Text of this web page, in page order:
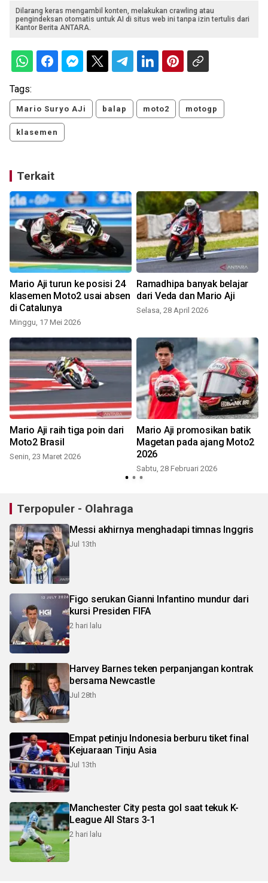
Dilarang keras mengambil konten, melakukan crawling atau
pengindeksan otomatis untuk AI di situs web ini tanpa izin tertulis dari
Kantor Berita ANTARA.
Tags:
Mario Suryo AJi balap moto2 motogp
klasemen
Terkait
Mario Aji turun ke posisi 24
klasemen Moto2 usai absen
di Catalunya
Minggu, 17 Mei 2026
Ramadhipa banyak belajar
dari Veda dan Mario Aji
Selasa, 28 April 2026
Mario Aji raih tiga poin dari
Moto2 Brasil
Senin, 23 Maret 2026
Mario Aji promosikan batik
Magetan pada ajang Moto2
2026
Sabtu, 28 Februari 2026
Terpopuler - Olahraga
Messi akhirnya menghadapi timnas Inggris
Jul 13th
Figo serukan Gianni Infantino mundur dari
kursi Presiden FIFA
2 hari lalu
Harvey Barnes teken perpanjangan kontrak
bersama Newcastle
Jul 28th
Empat petinju Indonesia berburu tiket final
Kejuaraan Tinju Asia
Jul 13th
Manchester City pesta gol saat tekuk K-
League All Stars 3-1
2 hari lalu